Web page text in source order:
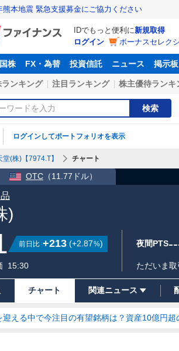
熊本地震 緊急支援募金にご協力ください
IDでもっと便利に新規取得
ログイン
ボーナスセレク
株 FX・為替 投資信託 ニュース 掲示板
ランキング 注目ランキング 株主優待ランキ
検索
ログインしてポートフォリオを表示
堂(株)【7974.T】 チャート
OTC （11.77ドル）
)
前日比 +213 (+2.87%)
15:30
夜間PTS
ただいま
チャート 関連ニュース
迎える中で今注目の有望銘柄は？資産10億円